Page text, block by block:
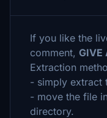
If you like the
comment, GIVE
Extraction
- simply extract
- move the file
directory.